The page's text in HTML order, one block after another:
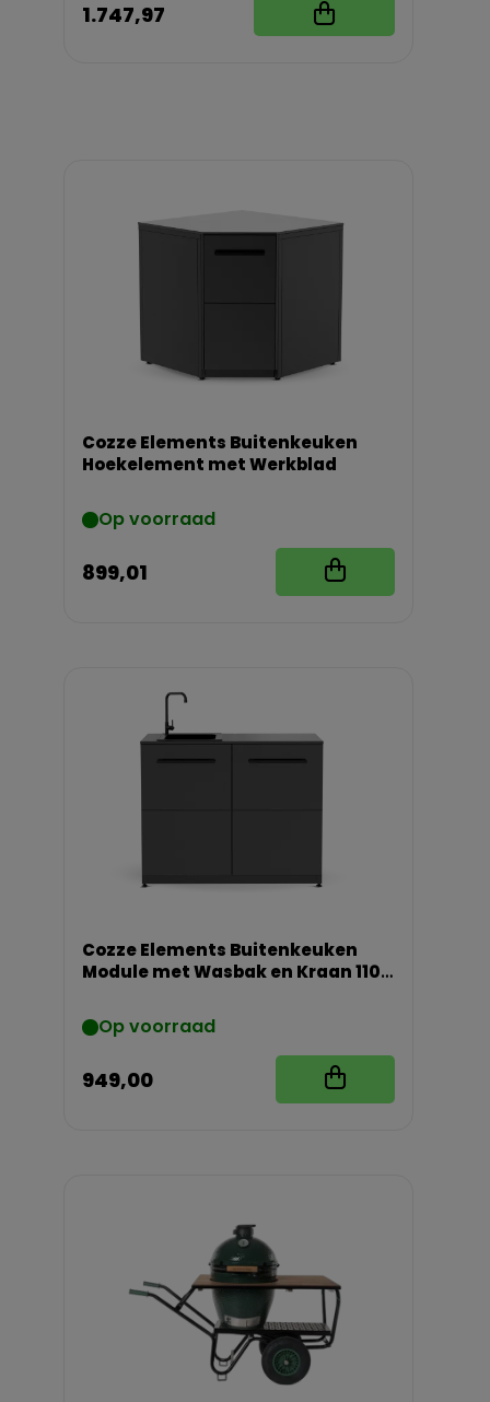
1.747,97
Cozze Elements Buitenkeuken
Hoekelement met Werkblad
Op voorraad
899,01
Cozze Elements Buitenkeuken
Module met Wasbak en Kraan 110
Op voorraad
949,00